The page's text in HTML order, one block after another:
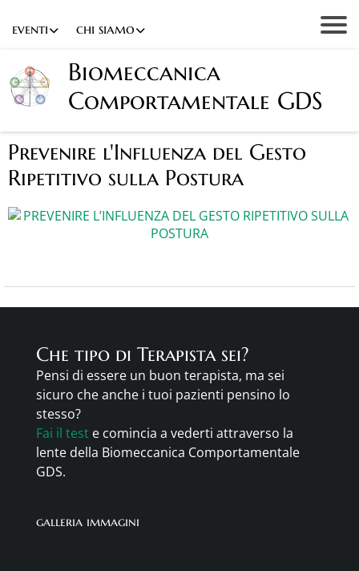
eventi chi siamo
Biomeccanica
Comportamentale GDS
Prevenire l'Influenza del Gesto
Ripetitivo sulla Postura
Che tipo di Terapista sei?
Pensi di essere un buon terapista, ma sei
sicuro che anche i tuoi pazienti pensino lo
stesso?
Fai il test e comincia a vederti attraverso la
lente della Biomeccanica Comportamentale
GDS.
galleria immagini